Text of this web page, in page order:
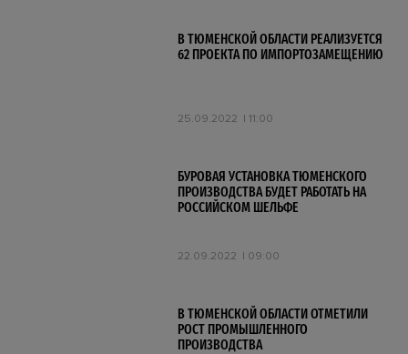
В ТЮМЕНСКОЙ ОБЛАСТИ РЕАЛИЗУЕТСЯ
62 ПРОЕКТА ПО ИМПОРТОЗАМЕЩЕНИЮ
25.09.2022 11:00
БУРОВАЯ УСТАНОВКА ТЮМЕНСКОГО
ПРОИЗВОДСТВА БУДЕТ РАБОТАТЬ НА
РОССИЙСКОМ ШЕЛЬФЕ
22.09.2022 09:00
В ТЮМЕНСКОЙ ОБЛАСТИ ОТМЕТИЛИ
РОСТ ПРОМЫШЛЕННОГО
ПРОИЗВОДСТВА